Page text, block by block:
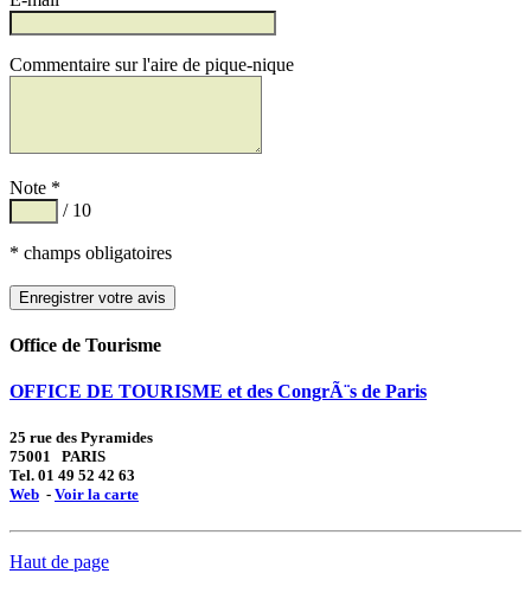
Commentaire sur l'aire de pique-nique
Note *
/ 10
* champs obligatoires
Office de Tourisme
OFFICE DE TOURISME et des CongrÃ¨s de Paris
25 rue des Pyramides
75001 PARIS
Tel. 01 49 52 42 63
Web - Voir la carte
Haut de page